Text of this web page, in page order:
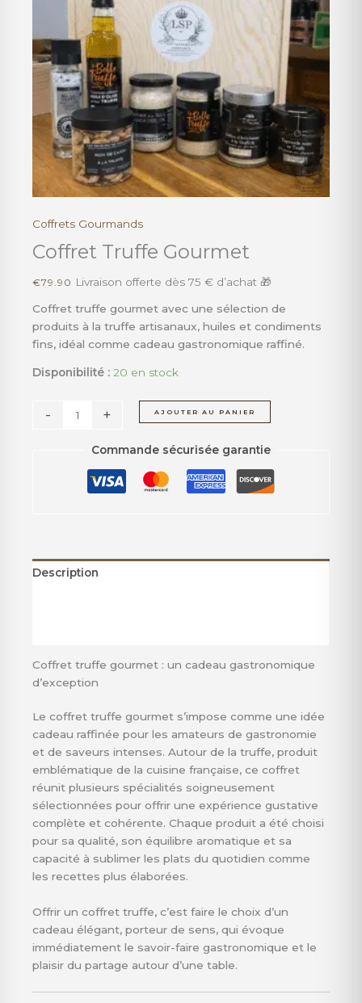
Coffrets Gourmands
Coffret Truffe Gourmet
€79.90 Livraison offerte dès 75 € d’achat 🎁
Coffret truffe gourmet avec une sélection de
produits à la truffe artisanaux, huiles et condiments
fins, idéal comme cadeau gastronomique raffiné.
Disponibilité : 20 en stock
-
quantité
de
Coffret
Truffe
+ AJOUTER AU PANIER
Commande sécurisée garantie
Description
Coffret truffe gourmet : un cadeau gastronomique
d’exception
Le coffret truffe gourmet s’impose comme une idée
cadeau raffinée pour les amateurs de gastronomie
et de saveurs intenses. Autour de la truffe, produit
emblématique de la cuisine française, ce coffret
réunit plusieurs spécialités soigneusement
sélectionnées pour offrir une expérience gustative
complète et cohérente. Chaque produit a été choisi
pour sa qualité, son équilibre aromatique et sa
capacité à sublimer les plats du quotidien comme
les recettes plus élaborées.
Offrir un coffret truffe, c’est faire le choix d’un
cadeau élégant, porteur de sens, qui évoque
immédiatement le savoir-faire gastronomique et le
plaisir du partage autour d’une table.